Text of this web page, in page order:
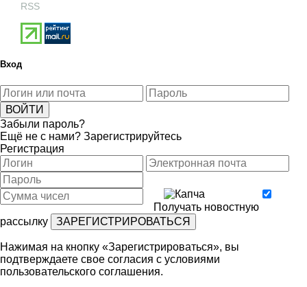
RSS
Вход
Забыли пароль?
Ещё не с нами? Зарегистрируйтесь
Регистрация
Получать новостную
рассылку
Нажимая на кнопку «Зарегистрироваться», вы
подтверждаете свое согласия с условиями
пользовательского соглашения.